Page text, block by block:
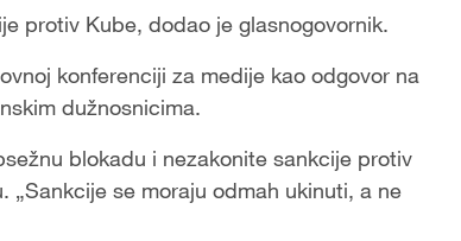
protiv Kube, dodao je glasnogovornik.
konferenciji za medije kao odgovor na
dužnosnicima.
blokadu i nezakonite sankcije protiv
se moraju odmah ukinuti, a ne